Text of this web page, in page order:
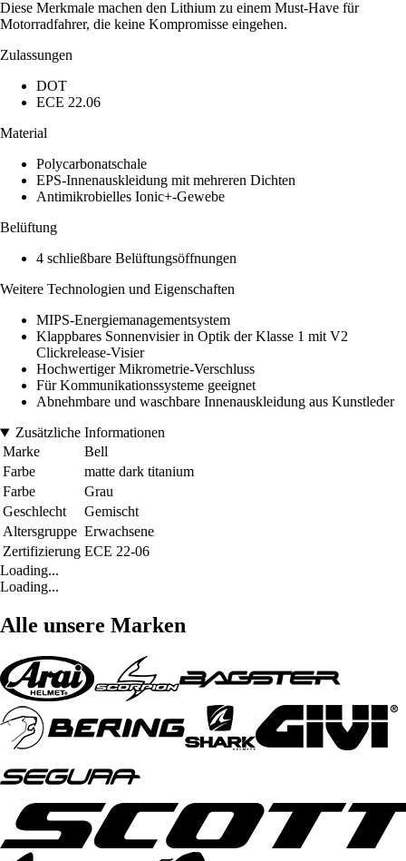
Diese Merkmale machen den Lithium zu einem Must-Have für
Motorradfahrer, die keine Kompromisse eingehen.
Zulassungen
DOT
ECE 22.06
Material
Polycarbonatschale
EPS-Innenauskleidung mit mehreren Dichten
Antimikrobielles Ionic+-Gewebe
Belüftung
4 schließbare Belüftungsöffnungen
Weitere Technologien und Eigenschaften
MIPS-Energiemanagementsystem
Klappbares Sonnenvisier in Optik der Klasse 1 mit V2
Clickrelease-Visier
Hochwertiger Mikrometrie-Verschluss
Für Kommunikationssysteme geeignet
Abnehmbare und waschbare Innenauskleidung aus Kunstleder
Zusätzliche Informationen
Marke
Bell
Farbe
matte dark titanium
Farbe
Grau
Geschlecht
Gemischt
Altersgruppe Erwachsene
Zertifizierung ECE 22-06
Loading...
Loading...
Alle unsere Marken